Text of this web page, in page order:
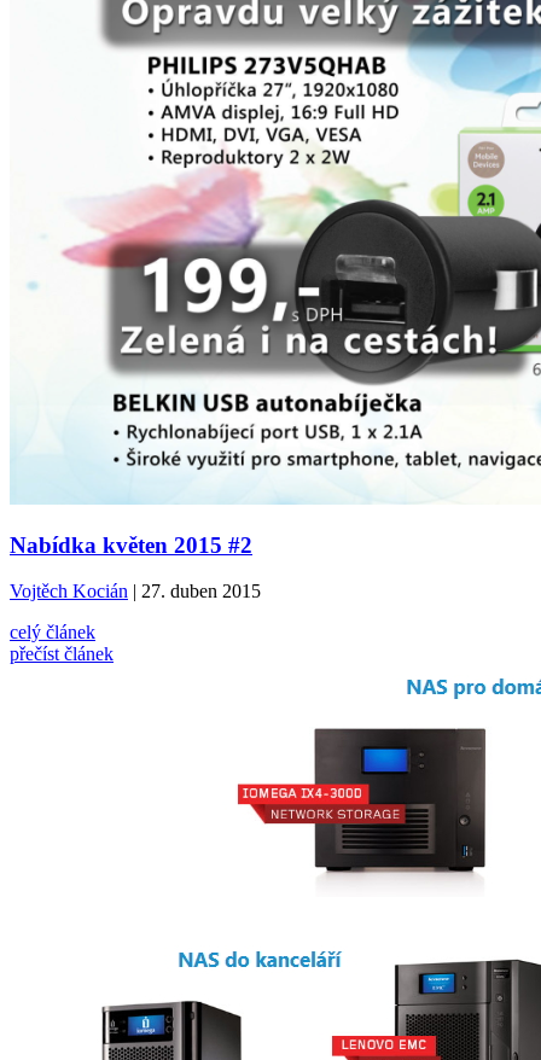
Nabídka květen 2015 #2
Vojtěch Kocián | 27. duben 2015
celý článek
přečíst článek